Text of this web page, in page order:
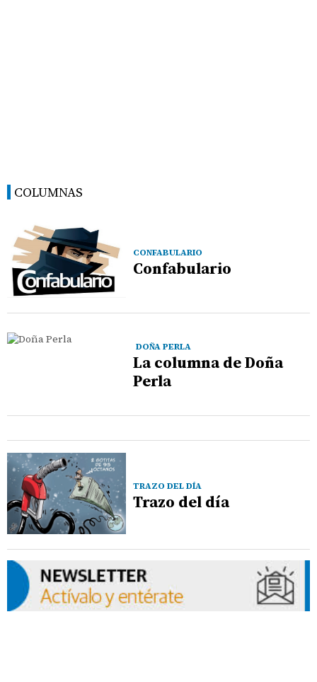
COLUMNAS
CONFABULARIO
Confabulario
DOÑA PERLA
La columna de Doña
Perla
TRAZO DEL DÍA
Trazo del día